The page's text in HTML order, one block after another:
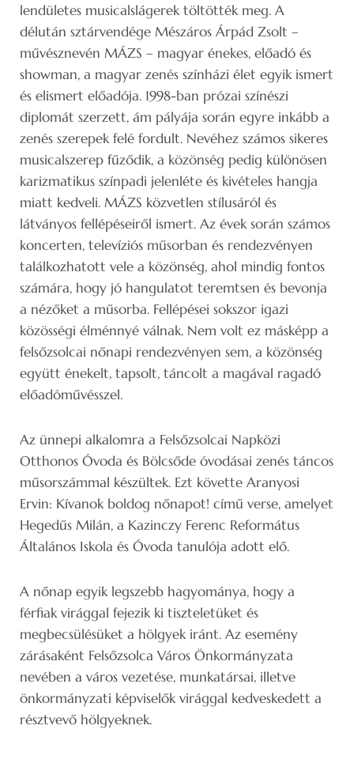
lendületes musicalslágerek töltötték meg. A
délután sztárvendége Mészáros Árpád Zsolt –
művésznevén MÁZS – magyar énekes, előadó és
showman, a magyar zenés színházi élet egyik ismert
és elismert előadója. 1998-ban prózai színészi
diplomát szerzett, ám pályája során egyre inkább a
zenés szerepek felé fordult. Nevéhez számos sikeres
musicalszerep fűződik, a közönség pedig különösen
karizmatikus színpadi jelenléte és kivételes hangja
miatt kedveli. MÁZS közvetlen stílusáról és
látványos fellépéseiről ismert. Az évek során számos
koncerten, televíziós műsorban és rendezvényen
találkozhatott vele a közönség, ahol mindig fontos
számára, hogy jó hangulatot teremtsen és bevonja
a nézőket a műsorba. Fellépései sokszor igazi
közösségi élménnyé válnak. Nem volt ez másképp a
felsőzsolcai nőnapi rendezvényen sem, a közönség
együtt énekelt, tapsolt, táncolt a magával ragadó
előadóművésszel.
Az ünnepi alkalomra a Felsőzsolcai Napközi
Otthonos Óvoda és Bölcsőde óvodásai zenés táncos
műsorszámmal készültek. Ezt követte Aranyosi
Ervin: Kívanok boldog nőnapot! című verse, amelyet
Hegedűs Milán, a Kazinczy Ferenc Református
Általános Iskola és Óvoda tanulója adott elő.
A nőnap egyik legszebb hagyománya, hogy a
férfiak virággal fejezik ki tiszteletüket és
megbecsülésüket a hölgyek iránt. Az esemény
zárásaként Felsőzsolca Város Önkormányzata
nevében a város vezetése, munkatársai, illetve
önkormányzati képviselők virággal kedveskedett a
résztvevő hölgyeknek.